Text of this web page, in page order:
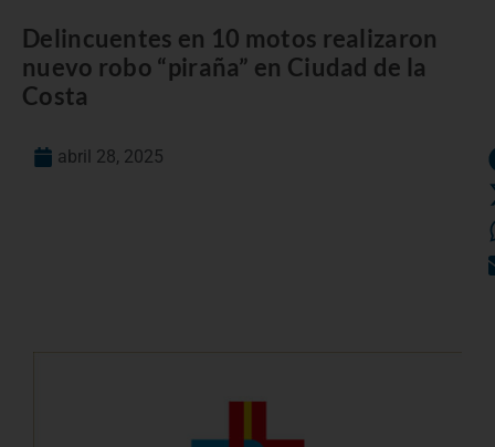
Delincuentes en 10 motos realizaron
nuevo robo “piraña” en Ciudad de la
Costa
abril 28, 2025